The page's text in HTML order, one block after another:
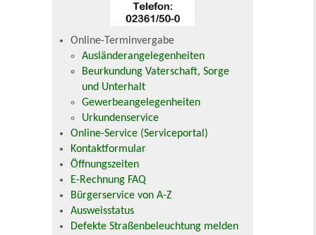
Online-Terminvergabe
Ausländerangelegenheiten
Beurkundung Vaterschaft, Sorge
und Unterhalt
Gewerbeangelegenheiten
Urkundenservice
Online-Service (Serviceportal)
Kontaktformular
Öffnungszeiten
E-Rechnung FAQ
Bürgerservice von A-Z
Ausweisstatus
Defekte Straßenbeleuchtung melden